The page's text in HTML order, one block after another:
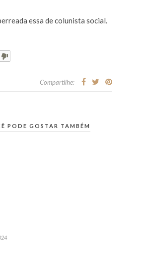
essa de colunista social.
Compartilhe:
PODE GOSTAR TAMBÉM